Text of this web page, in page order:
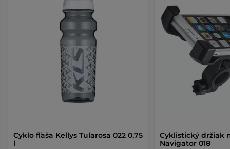
Cyklo fľaša Kellys Tularosa 022 0,75
l
Cyklistický držiak
Navigator 018